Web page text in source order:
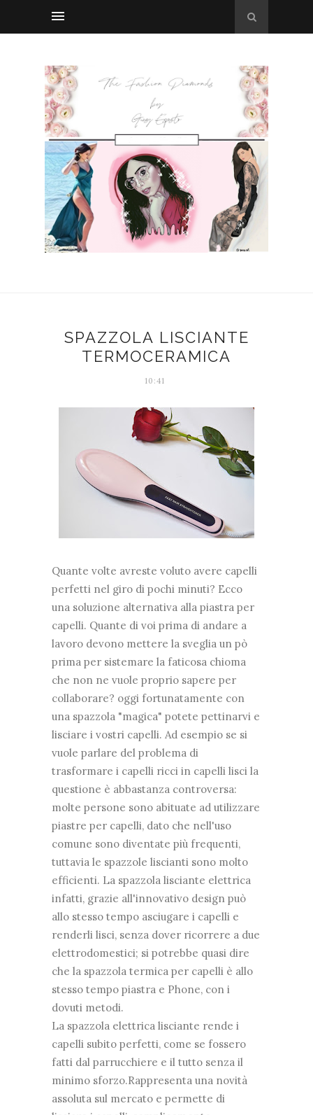
SPAZZOLA LISCIANTE
TERMOCERAMICA
10:41
Quante volte avreste voluto avere capelli
perfetti nel giro di pochi minuti? Ecco
una soluzione alternativa alla piastra per
capelli. Quante di voi prima di andare a
lavoro devono mettere la sveglia un pò
prima per sistemare la faticosa chioma
che non ne vuole proprio sapere per
collaborare? oggi fortunatamente con
una spazzola "magica" potete pettinarvi e
lisciare i vostri capelli. Ad esempio se si
vuole parlare del problema di
trasformare i capelli ricci in capelli lisci la
questione è abbastanza controversa:
molte persone sono abituate ad utilizzare
piastre per capelli, dato che nell'uso
comune sono diventate più frequenti,
tuttavia le spazzole liscianti sono molto
efficienti. La spazzola lisciante elettrica
infatti, grazie all'innovativo design può
allo stesso tempo asciugare i capelli e
renderli lisci, senza dover ricorrere a due
elettrodomestici; si potrebbe quasi dire
che la spazzola termica per capelli è allo
stesso tempo piastra e Phone, con i
dovuti metodi.
La spazzola elettrica lisciante rende i
capelli subito perfetti, come se fossero
fatti dal parrucchiere e il tutto senza il
minimo sforzo.Rappresenta una novità
assoluta sul mercato e permette di